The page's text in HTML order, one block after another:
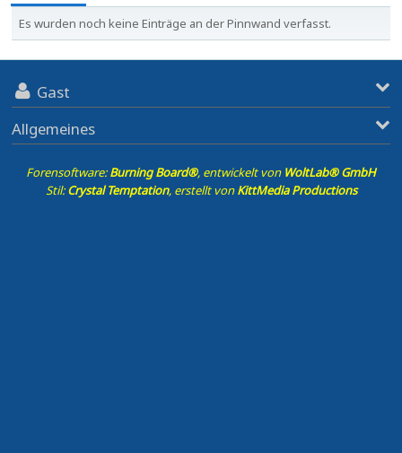
Es wurden noch keine Einträge an der Pinnwand verfasst.
Gast
Allgemeines
Forensoftware:Burning Board®, entwickelt von WoltLab® GmbH
Stil:Crystal Temptation, erstellt vonKittMedia Productions